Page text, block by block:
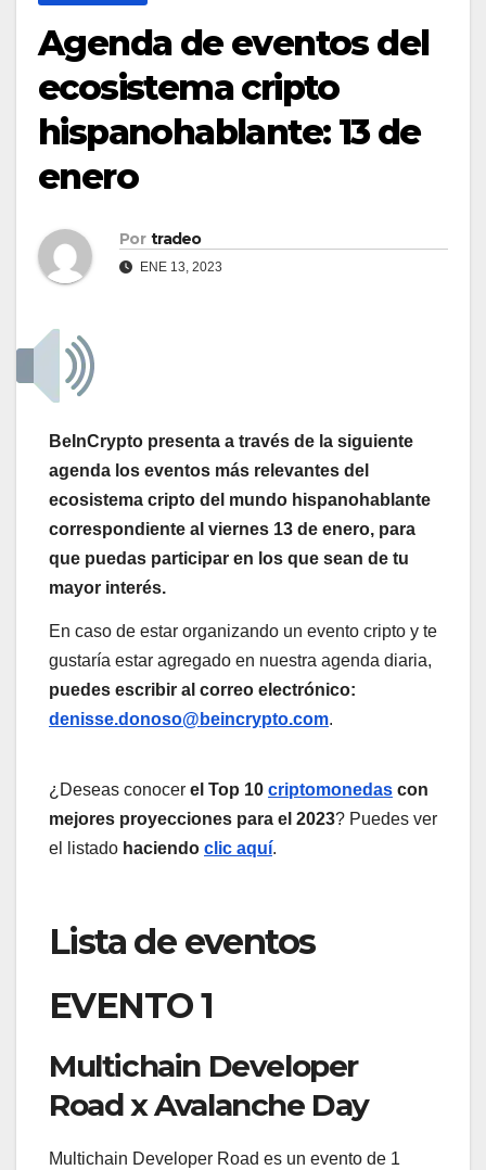
Agenda de eventos del
ecosistema cripto
hispanohablante: 13 de
enero
Por tradeo
ENE 13, 2023
BeInCrypto presenta a través de la siguiente
agenda los eventos más relevantes del
ecosistema cripto del mundo hispanohablante
correspondiente al viernes 13 de enero, para
que puedas participar en los que sean de tu
mayor interés.
En caso de estar organizando un evento cripto y te
gustaría estar agregado en nuestra agenda diaria,
puedes escribir al correo electrónico:
denisse.donoso@beincrypto.com.
¿Deseas conocer el Top 10 criptomonedas con
mejores proyecciones para el 2023? Puedes ver
el listado haciendo clic aquí.
Lista de eventos
EVENTO 1
Multichain Developer
Road x Avalanche Day
Multichain Developer Road es un evento de 1